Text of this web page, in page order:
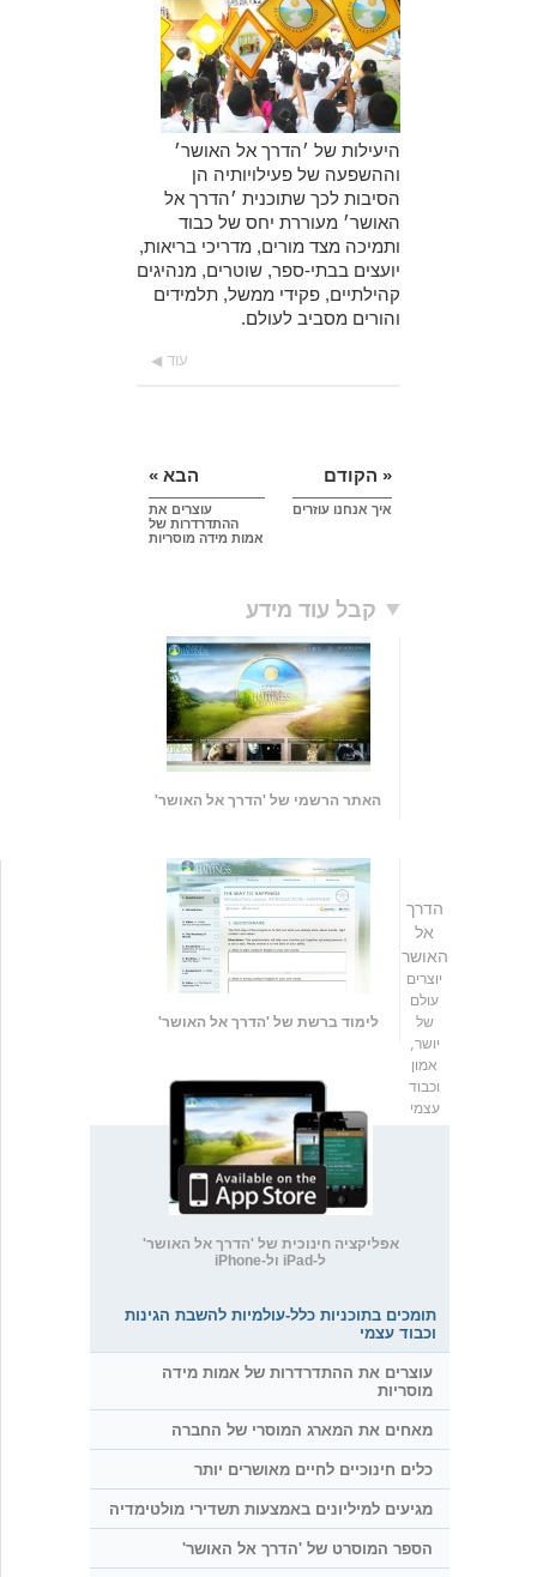
היעילות של ׳הדרך אל האושר׳
וההשפעה של פעילויותיה הן
הסיבות לכך שתוכנית ׳הדרך אל
האושר׳ מעוררת יחס של כבוד
ותמיכה מצד מורים, מדריכי בריאות,
יועצים בבתי-ספר, שוטרים, מנהיגים
קהילתיים, פקידי ממשל, תלמידים
והורים מסביב לעולם.
עוד
« הקודם
איך אנחנו עוזרים
הבא »
עוצרים את
ההתדרדרות של
אמות מידה מוסריות
קבל עוד מידע
האתר הרשמי של 'הדרך אל האושר'
לימוד ברשת של 'הדרך אל האושר'
אפליקציה חינוכית של 'הדרך אל האושר'
ל-iPad ול-iPhone
הדרך
אל
האושר
יוצרים
עולם
של
יושר,
אמון
וכבוד
עצמי
תומכים בתוכניות כלל-עולמיות להשבת הגינות
וכבוד עצמי
עוצרים את ההתדרדרות של אמות מידה
מוסריות
מאחים את המארג המוסרי של החברה
כלים חינוכיים לחיים מאושרים יותר
מגיעים למיליונים באמצעות תשדירי מולטימדיה
הספר המוסרט של 'הדרך אל האושר'